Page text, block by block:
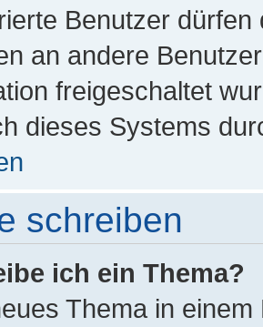
Benutzer
an andere
freigeschaltet
dieses Systems
schreiben
ich ein Thema?
Thema in